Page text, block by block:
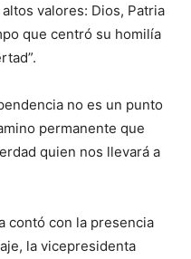
valores: Dios, Patria
que centró su homilía
no es un punto
permanente que
quien nos llevará a
contó con la presencia
la vicepresidenta